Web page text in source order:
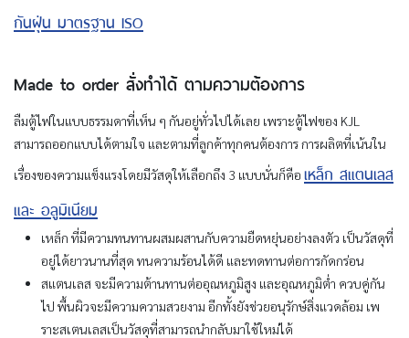
กันฝุ่น มาตรฐาน ISO
Made to order สั่งทำได้ ตามความต้องการ
ลืมตู้ไฟในแบบธรรมดาที่เห็น ๆ กันอยู่ทั่วไปได้เลย เพราะตู้ไฟของ KJL
สามารถออกแบบได้ตามใจ และตามที่ลูกค้าทุกคนต้องการ การผลิตที่เน้นใน
เรื่องของความแข็งแรงโดยมีวัสดุให้เลือกถึง 3 แบบนั่นก็คือ เหล็ก สแตนเลส
และ อลูมิเนียม
เหล็ก ที่มีความทนทานผสมผสานกับความยืดหยุ่นอย่างลงตัว เป็นวัสดุที่
อยู่ได้ยาวนานที่สุด ทนความร้อนได้ดี และทดทานต่อการกัดกร่อน
สแตนเลส จะมีความต้านทานต่ออุณหภูมิสูง และอุณหภูมิต่ำ ควบคู่กัน
ไป พื้นผิวจะมีความความสวยงาม อีกทั้งยังช่วยอนุรักษ์สิ่งแวดล้อม เพ
ราะสเตนเลสเป็นวัสดุที่สามารถนำกลับมาใช้ใหม่ได้